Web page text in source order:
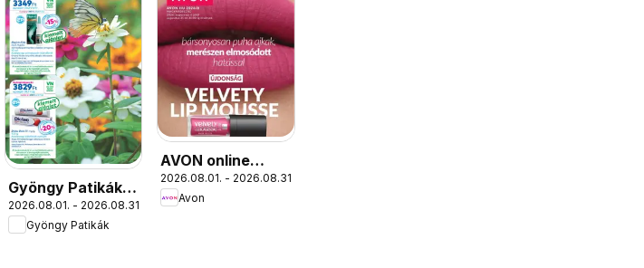
Gyöngy Patikák
akciós újság
2026.08.01. - 2026.08.31.
Gyöngy Patikák
AVON online
katalógus 2026
augusztusi
2026.08.01. - 2026.08.31.
Avon